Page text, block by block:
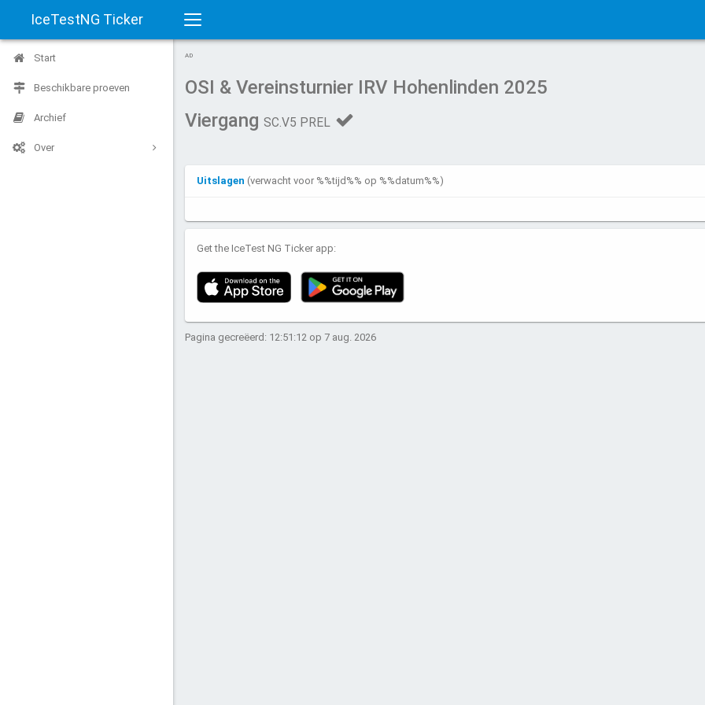
IceTestNG Ticker
Toggle
navigation
Start
Beschikbare proeven
Archief
Over
AD
OSI & Vereinsturnier IRV Hohenlinden 2025
Viergang SC.V5 PREL
Uitslagen (verwacht voor %%tijd%% op %%datum%%)
Get the IceTest NG Ticker app:
Pagina gecreëerd: 12:51:12 op 7 aug. 2026